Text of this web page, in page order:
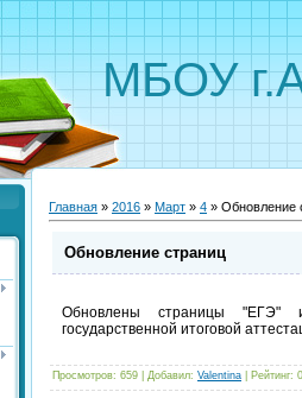
МБОУ
Главная » 2016 » Март » 4 » Обновление
Обновление страниц
Обновлены страницы "ЕГЭ"
государственной итоговой
Просмотров: 659 Добавил: Valentina Рейтинг: